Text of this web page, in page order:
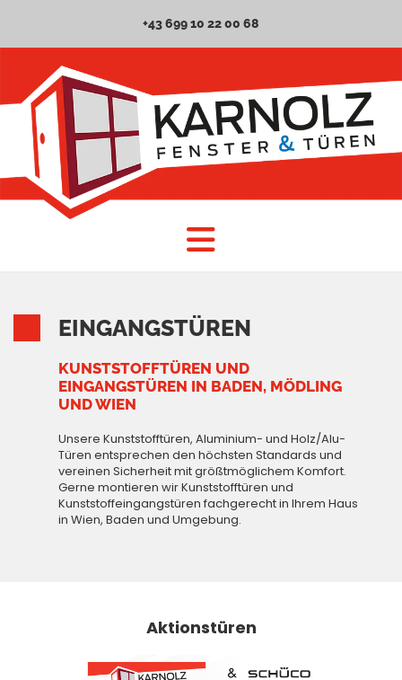
+43 699 10 22 00 68
EINGANGSTÜREN
KUNSTSTOFFTÜREN UND
EINGANGSTÜREN IN BADEN, MÖDLING
UND WIEN
Unsere Kunststofftüren, Aluminium- und Holz/Alu-
Türen entsprechen den höchsten Standards und
vereinen Sicherheit mit größtmöglichem Komfort.
Gerne montieren wir Kunststofftüren und
Kunststoffeingangstüren fachgerecht in Ihrem Haus
in Wien, Baden und Umgebung.
Aktionstüren